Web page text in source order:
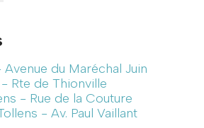
du Maréchal Juin
Rte de Thionville
- Rue de la Couture
- Av. Paul Vaillant